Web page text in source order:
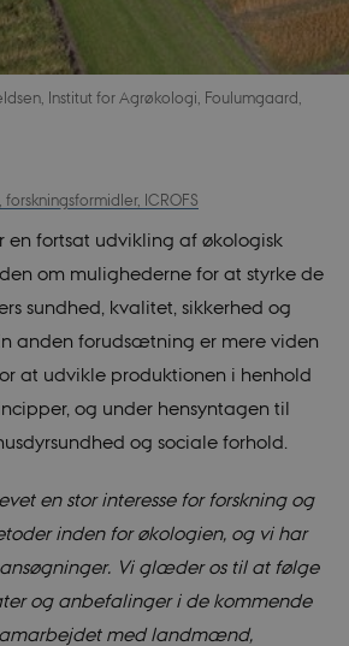
Institut for Agrøkologi, Foulumgaard,
ICROFS
en fortsat udvikling af økologisk
om mulighederne for at styrke de
sundhed, kvalitet, sikkerhed og
anden forudsætning er mere viden
at udvikle produktionen i henhold
og under hensyntagen til
og sociale forhold.
en stor interesse for forskning og
inden for økologien, og vi har
Vi glæder os til at følge
og anbefalinger i de kommende
med landmænd,